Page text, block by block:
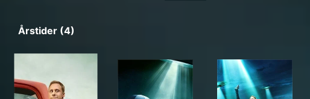
Årstider (4)